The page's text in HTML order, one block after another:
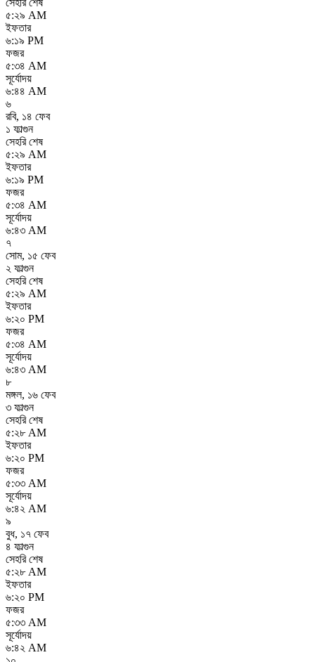
৫:২৯ AM
ইফতার
৬:১৯ PM
ফজর
৫:৩৪ AM
সূর্যোদয়
৬:৪৪ AM
৬
রবি, ১৪ ফেব
১ ফাল্গুন
সেহরি শেষ
৫:২৯ AM
ইফতার
৬:১৯ PM
ফজর
৫:৩৪ AM
সূর্যোদয়
৬:৪৩ AM
৭
সোম, ১৫ ফেব
২ ফাল্গুন
সেহরি শেষ
৫:২৯ AM
ইফতার
৬:২০ PM
ফজর
৫:৩৪ AM
সূর্যোদয়
৬:৪৩ AM
৮
মঙ্গল, ১৬ ফেব
৩ ফাল্গুন
সেহরি শেষ
৫:২৮ AM
ইফতার
৬:২০ PM
ফজর
৫:৩৩ AM
সূর্যোদয়
৬:৪২ AM
৯
বুধ, ১৭ ফেব
৪ ফাল্গুন
সেহরি শেষ
৫:২৮ AM
ইফতার
৬:২০ PM
ফজর
৫:৩৩ AM
সূর্যোদয়
৬:৪২ AM